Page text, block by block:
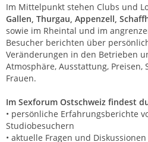
Im Mittelpunkt stehen Clubs und
Gallen, Thurgau, Appenzell,
sowie im Rheintal und im
Besucher berichten über
Veränderungen in den Betrieben
Atmosphäre, Ausstattung, Preisen,
Frauen.
Im Sexforum Ostschweiz findest
• persönliche Erfahrungsberichte
Studiobesuchern
• aktuelle Fragen und